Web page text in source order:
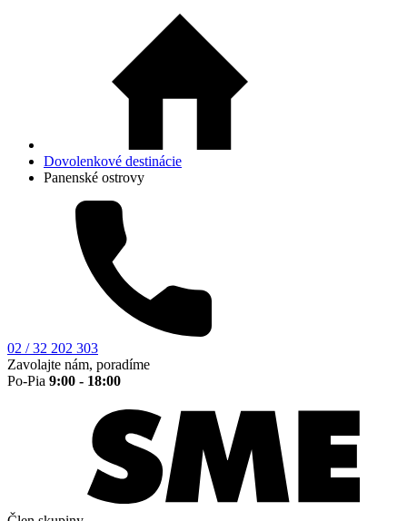
Dovolenkové destinácie
Panenské ostrovy
02 / 32 202 303
Zavolajte nám, poradíme
Po-Pia 9:00 - 18:00